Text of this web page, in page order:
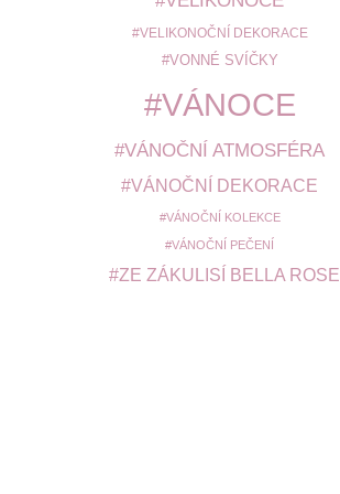
VELIKONOČNÍ DEKORACE
VONNÉ SVÍČKY
VÁNOCE
VÁNOČNÍ ATMOSFÉRA
VÁNOČNÍ DEKORACE
VÁNOČNÍ KOLEKCE
VÁNOČNÍ PEČENÍ
ZE ZÁKULISÍ BELLA ROSE